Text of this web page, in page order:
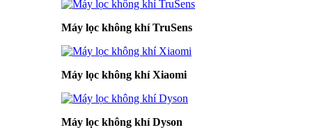
Máy lọc không khí TruSens
Máy lọc không khí Xiaomi
Máy lọc không khí Dyson